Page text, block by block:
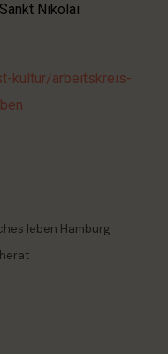
Nikolai
kultur/arbeitskreis-
leben Hamburg